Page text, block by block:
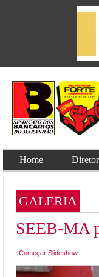
Home
GALERIA
SEEB-MA
Começar Slideshow